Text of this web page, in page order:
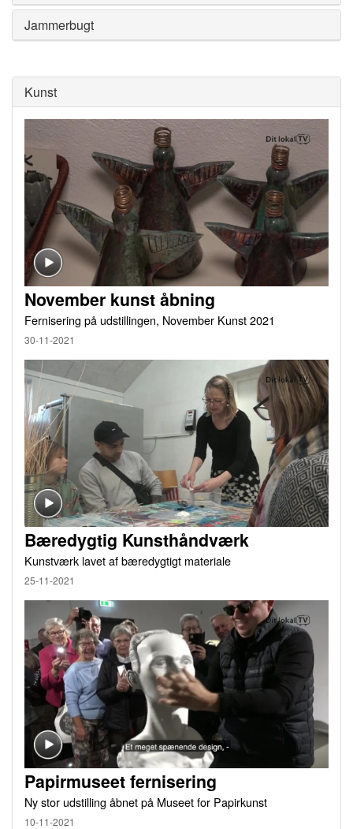
Jammerbugt
Kunst
November kunst åbning
Fernisering på udstillingen, November Kunst 2021
30-11-2021
Bæredygtig Kunsthåndværk
Kunstværk lavet af bæredygtigt materiale
25-11-2021
Papirmuseet fernisering
Ny stor udstilling åbnet på Museet for Papirkunst
10-11-2021